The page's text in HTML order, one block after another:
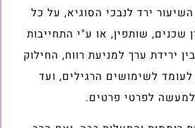
ירד לנבכי הסוגיא, על כל
שכנים, שותפין, או ע"י התחייבות
ירידת ערך למניעת רווח, החילוק
לשימושים הרגילים, ועד
לפרטי פרטים.